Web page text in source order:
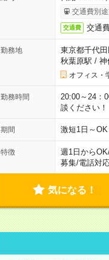
交通費別
交通費 交通
勤務地
東京都千代田
秋葉原駅 / 神
オフィス・
勤務時間
20:00～24：
談ください！
期間 激短1日～
特徴 週1日からOK
募集/電話対
気になる！